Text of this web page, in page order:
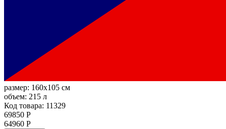
размер: 160x105 см
объем: 215 л
Код товара: 11329
69850 Р
64960 Р